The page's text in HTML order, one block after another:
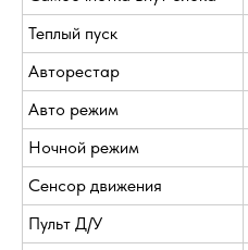
Теплый пуск
Авторестар
Авто режим
Ночной режим
Сенсор движения
Пульт Д/У